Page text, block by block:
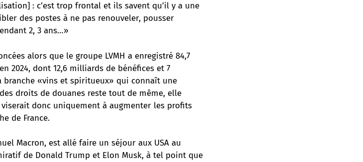
: c’est trop frontal et ils savent qu’il y a une
des postes à ne pas renouveler, pousser
2, 3 ans…»
alors que le groupe LVMH a enregistré 84,7
2024, dont 12,6 milliards de bénéfices et 7
branche «vins et spiritueux» qui connaît une
droits de douanes reste tout de même, elle
donc uniquement à augmenter les profits
de France.
Macron, est allé faire un séjour aux USA au
de Donald Trump et Elon Musk, à tel point que